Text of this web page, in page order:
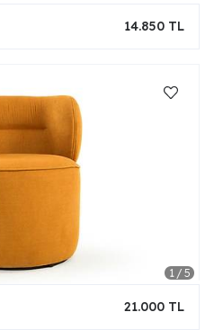
14.850 TL
21.000 TL